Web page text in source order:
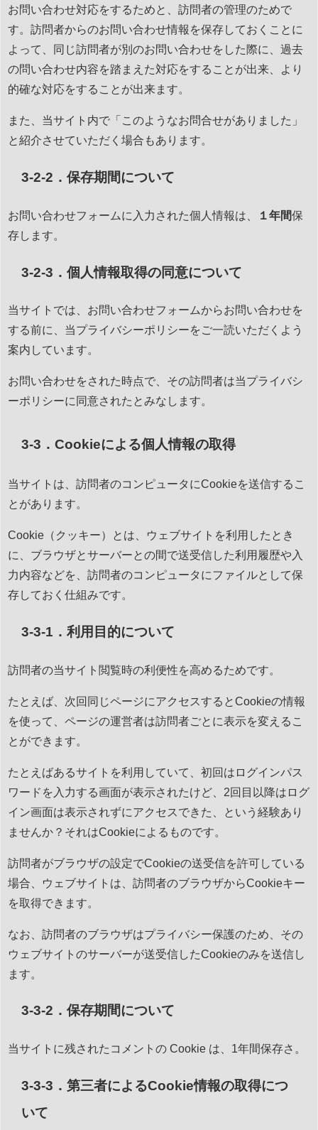
お問い合わせ対応をするためと、訪問者の管理のためで
す。訪問者からのお問い合わせ情報を保存しておくことに
よって、同じ訪問者が別のお問い合わせをした際に、過去
の問い合わせ内容を踏まえた対応をすることが出来、より
的確な対応をすることが出来ます。
また、当サイト内で「このようなお問合せがありました」
と紹介させていただく場合もあります。
3-2-2．保存期間について
お問い合わせフォームに入力された個人情報は、 １年間保
存します。
3-2-3．個人情報取得の同意について
当サイトでは、お問い合わせフォームからお問い合わせを
する前に、当プライバシーポリシーをご一読いただくよう
案内しています。
お問い合わせをされた時点で、その訪問者は当プライバシ
ーポリシーに同意されたとみなします。
3-3．Cookieによる個人情報の取得
当サイトは、訪問者のコンピュータにCookieを送信するこ
とがあります。
Cookie（クッキー）とは、ウェブサイトを利用したとき
に、ブラウザとサーバーとの間で送受信した利用履歴や入
力内容などを、訪問者のコンピュータにファイルとして保
存しておく仕組みです。
3-3-1．利用目的について
訪問者の当サイト閲覧時の利便性を高めるためです。
たとえば、次回同じページにアクセスするとCookieの情報
を使って、ページの運営者は訪問者ごとに表示を変えるこ
とができます。
たとえばあるサイトを利用していて、初回はログインパス
ワードを入力する画面が表示されたけど、2回目以降はログ
イン画面は表示されずにアクセスできた、という経験あり
ませんか？それはCookieによるものです。
訪問者がブラウザの設定でCookieの送受信を許可している
場合、ウェブサイトは、訪問者のブラウザからCookieキー
を取得できます。
なお、訪問者のブラウザはプライバシー保護のため、その
ウェブサイトのサーバーが送受信したCookieのみを送信し
ます。
3-3-2．保存期間について
当サイトに残されたコメントの Cookie は、1年間保存さ。
3-3-3．第三者によるCookie情報の取得につ
いて